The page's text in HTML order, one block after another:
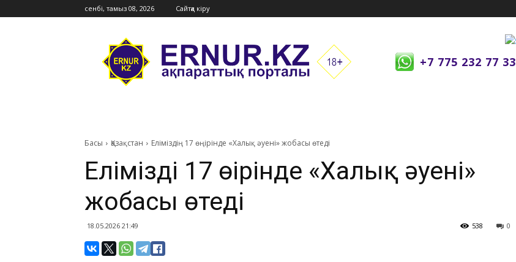
сенбі, тамыз 08, 2026 Сайтқа кіру
Ernur
Press
+7 775 232 77 33
Басы Қазақстан ​Еліміздің 17 өңірінде «Халық әуені» жобасы өтеді
​Еліміздің 17 өңірінде «Халық әуені»
жобасы өтеді
18.05.2026 21:49 0
538